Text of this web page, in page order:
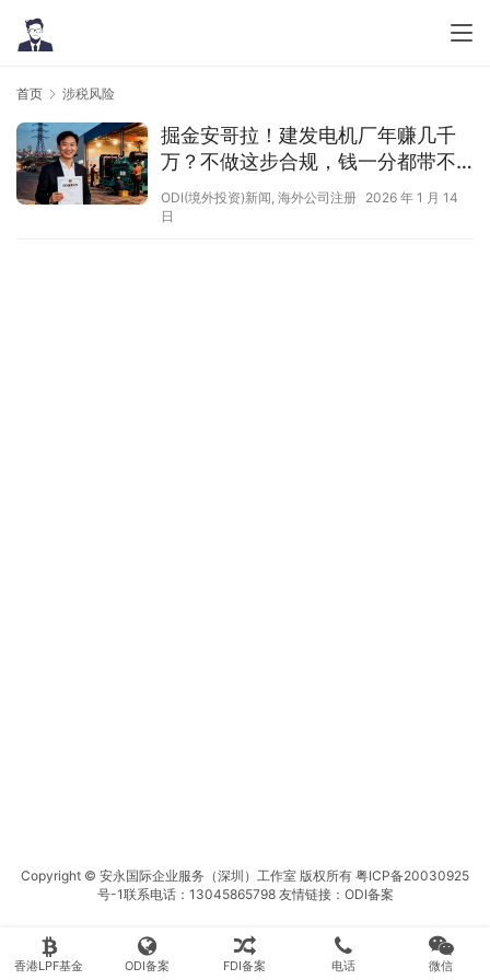
首页 涉税风险
掘金安哥拉！建发电机厂年赚几千
万？不做这步合规，钱一分都带不
走！
ODI(境外投资)新闻, 海外公司注册 2026 年 1 月 14
日
Copyright © 安永国际企业服务（深圳）工作室 版权所有 粤ICP备20030925
号-1联系电话：13045865798 友情链接： ODI备案
香港LPF基金 ODI备案 FDI备案 电话 微信